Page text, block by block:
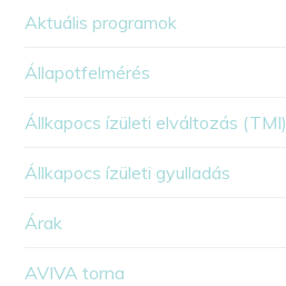
Aktuális programok
Állapotfelmérés
Állkapocs ízületi elváltozás (TMI)
Állkapocs ízületi gyulladás
Árak
AVIVA torna